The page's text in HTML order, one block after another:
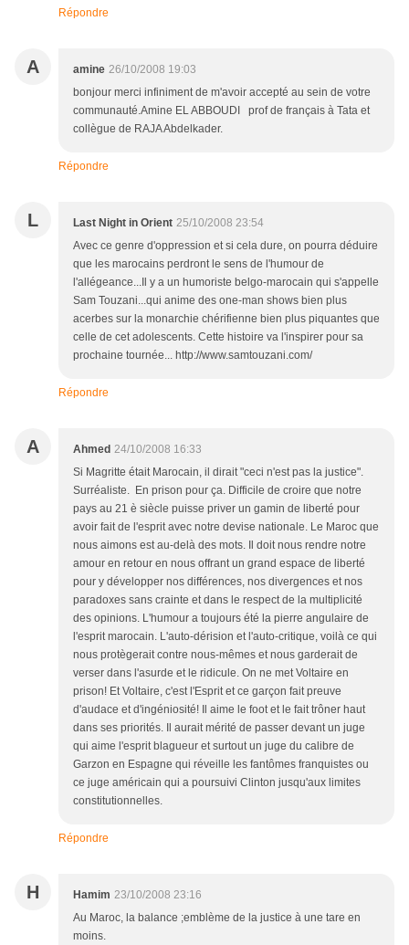
Répondre
A amine 26/10/2008 19:03
bonjour merci infiniment de m'avoir accepté au sein de votre
communauté.Amine EL ABBOUDI prof de français à Tata et
collègue de RAJA Abdelkader.
Répondre
L Last Night in Orient 25/10/2008 23:54
Avec ce genre d'oppression et si cela dure, on pourra déduire
que les marocains perdront le sens de l'humour de
l'allégeance...Il y a un humoriste belgo-marocain qui s'appelle
Sam Touzani...qui anime des one-man shows bien plus
acerbes sur la monarchie chérifienne bien plus piquantes que
celle de cet adolescents. Cette histoire va l'inspirer pour sa
prochaine tournée... http://www.samtouzani.com/
Répondre
A Ahmed 24/10/2008 16:33
Si Magritte était Marocain, il dirait "ceci n'est pas la justice".
Surréaliste. En prison pour ça. Difficile de croire que notre
pays au 21 è siècle puisse priver un gamin de liberté pour
avoir fait de l'esprit avec notre devise nationale. Le Maroc que
nous aimons est au-delà des mots. Il doit nous rendre notre
amour en retour en nous offrant un grand espace de liberté
pour y développer nos différences, nos divergences et nos
paradoxes sans crainte et dans le respect de la multiplicité
des opinions. L'humour a toujours été la pierre angulaire de
l'esprit marocain. L'auto-dérision et l'auto-critique, voilà ce qui
nous protègerait contre nous-mêmes et nous garderait de
verser dans l'asurde et le ridicule. On ne met Voltaire en
prison! Et Voltaire, c'est l'Esprit et ce garçon fait preuve
d'audace et d'ingéniosité! Il aime le foot et le fait trôner haut
dans ses priorités. Il aurait mérité de passer devant un juge
qui aime l'esprit blagueur et surtout un juge du calibre de
Garzon en Espagne qui réveille les fantômes franquistes ou
ce juge américain qui a poursuivi Clinton jusqu'aux limites
constitutionnelles.
Répondre
H Hamim 23/10/2008 23:16
Au Maroc, la balance ;emblème de la justice à une tare en
moins.